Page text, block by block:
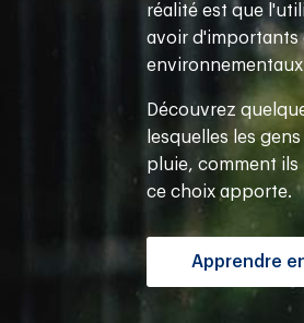
réalité est que
avoir d'importants
Découvrez
lesquelles les
pluie, comment ils
ce choix apporte.
Apprendre